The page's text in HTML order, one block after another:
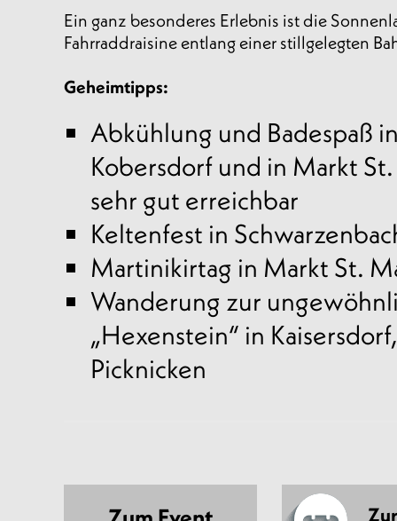
Ein ganz besonderes Erlebnis ist die
Fahrraddraisine entlang einer stillgelegten
Geheimtipps:
Abkühlung und Badespaß
Kobersdorf und in Markt
sehr gut erreichbar
Keltenfest in
Martinikirtag in Markt St.
Wanderung zur
„Hexenstein“ in
Picknicken